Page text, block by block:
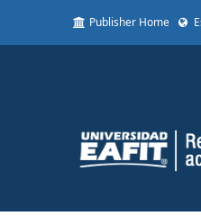
to
Content
Sidebar
Publisher Home